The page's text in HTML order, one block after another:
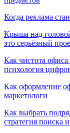
Когда реклама
Крыша над
это серьёзный
Как чистота офиса
психология
Как оформление
маркетологи
Как выбрать
стратегия поиска